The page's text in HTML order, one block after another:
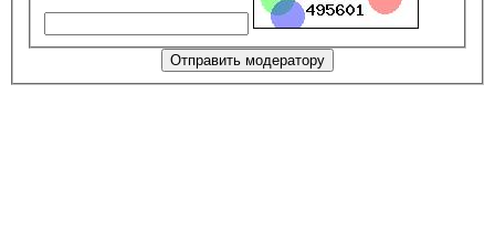
Отправить модератору